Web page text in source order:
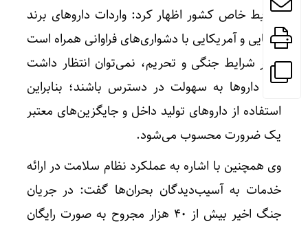
شرایط خاص کشور اظهار کرد: واردات داروهای برند
اروپایی و آمریکایی با دشواری‌های فراوانی همراه است
و در شرایط جنگی و تحریم، نمی‌توان انتظار داشت
این داروها به سهولت در دسترس باشند؛ بنابراین
استفاده از داروهای تولید داخل و جایگزین‌های معتبر
یک ضرورت محسوب می‌شود.
وی همچنین با اشاره به عملکرد نظام سلامت در ارائه
خدمات به آسیب‌دیدگان بحران‌ها گفت: در جریان
جنگ اخیر بیش از ۴۰ هزار مجروح به صورت رایگان